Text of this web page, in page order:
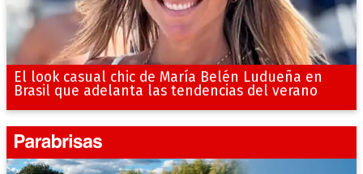
El look casual chic de María Belén Ludueña en
Brasil que adelanta las tendencias del verano